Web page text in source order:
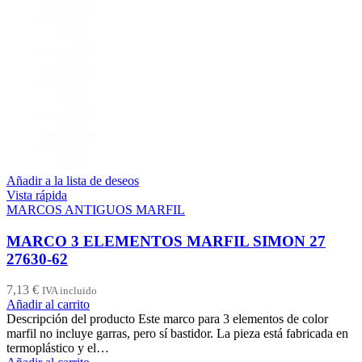
Añadir a la lista de deseos
Vista rápida
MARCOS ANTIGUOS MARFIL
MARCO 3 ELEMENTOS MARFIL SIMON 27
27630-62
7,13 € IVA incluido
Añadir al carrito
Descripción del producto Este marco para 3 elementos de color
marfil no incluye garras, pero sí bastidor. La pieza está fabricada en
termoplástico y el…